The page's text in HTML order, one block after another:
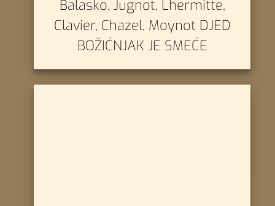
Balasko, Jugnot, Lhermitte,
Clavier, Chazel, Moynot DJED
BOŽIĆNJAK JE SMEĆE